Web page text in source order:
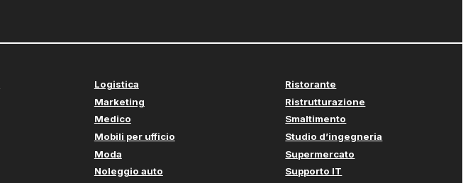
Logistica
Marketing
Medico
Mobili per ufficio
Moda
Noleggio auto
Ristorante
Ristrutturazione
Smaltimento
Studio d’ingegneria
Supermercato
Supporto IT